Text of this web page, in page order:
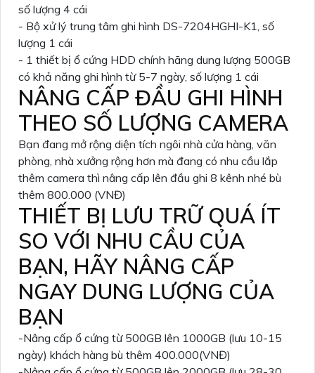
số lượng 4 cái
- Bộ xử lý trung tâm ghi hình DS-7204HGHI-K1, số
lượng 1 cái
- 1 thiết bị ổ cứng HDD chính hãng dung lượng 500GB
có khả năng ghi hình từ 5-7 ngày, số lượng 1 cái
NÂNG CẤP ĐẦU GHI HÌNH
THEO SỐ LƯỢNG CAMERA
Bạn đang mở rộng diện tích ngôi nhà cửa hàng, văn
phòng, nhà xưởng rộng hơn mà đang có nhu cầu lắp
thêm camera thì nâng cấp lên đầu ghi 8 kênh nhé bù
thêm 800.000 (VNĐ)
THIẾT BỊ LƯU TRỮ QUÁ ÍT
SO VỚI NHU CẦU CỦA
BẠN, HÃY NÂNG CẤP
NGAY DUNG LƯỢNG CỦA
BẠN
-Nâng cấp ổ cứng từ 500GB lên 1000GB (lưu 10-15
ngày) khách hàng bù thêm 400.000(VNĐ)